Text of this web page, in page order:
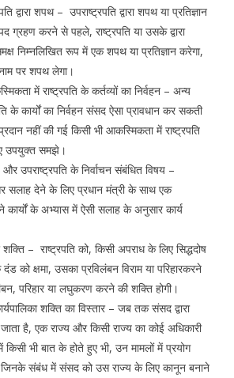
द्वारा शपथ – उपराष्ट्रपति द्वारा शपथ या प्रतिज्ञान
ग्रहण करने से पहले, राष्ट्रपति या उसके द्वारा
निम्नलिखित रूप में एक शपथ या प्रतिज्ञान करेगा,
पर शपथ लेगा।
में राष्ट्रपति के कर्तव्यों का निर्वहन – अन्य
के कार्यों का निर्वहन संसद ऐसा प्रावधान कर सकती
नहीं की गई किसी भी आकस्मिकता में राष्ट्रपति
उपयुक्त समझे।
उपराष्ट्रपति के निर्वाचन संबंधित विषय –
सलाह देने के लिए प्रधान मंत्री के साथ एक
कार्यों के अभ्यास में ऐसी सलाह के अनुसार कार्य
– राष्ट्रपति को, किसी अपराध के लिए सिद्धदोष
को क्षमा, उसका प्रविलंबन विराम या परिहारकरने
परिहार या लघुकरण करने की शक्ति होगी।
शक्ति का विस्तार – जब तक संसद द्वारा
है, एक राज्य और किसी राज्य का कोई अधिकारी
भी बात के होते हुए भी, उन मामलों में प्रयोग
संबंध में संसद को उस राज्य के लिए कानून बनाने